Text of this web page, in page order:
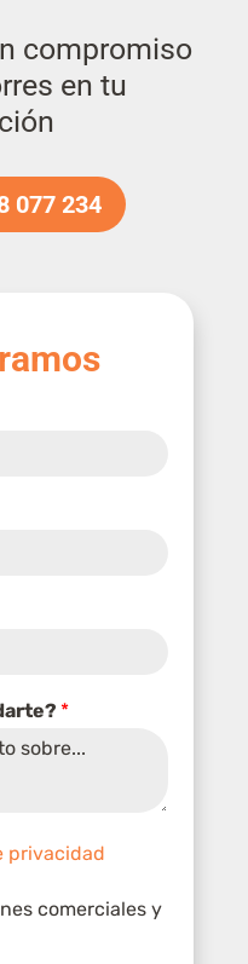
compromiso
en tu
077 234
*
privacidad
comerciales y